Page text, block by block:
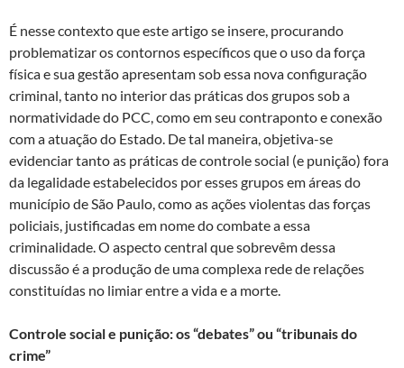
É nesse contexto que este artigo se insere, procurando
problematizar os contornos específicos que o uso da força
física e sua gestão apresentam sob essa nova configuração
criminal, tanto no interior das práticas dos grupos sob a
normatividade do PCC, como em seu contraponto e conexão
com a atuação do Estado. De tal maneira, objetiva-se
evidenciar tanto as práticas de controle social (e punição) fora
da legalidade estabelecidos por esses grupos em áreas do
município de São Paulo, como as ações violentas das forças
policiais, justificadas em nome do combate a essa
criminalidade. O aspecto central que sobrevêm dessa
discussão é a produção de uma complexa rede de relações
constituídas no limiar entre a vida e a morte.
Controle social e punição: os “debates” ou “tribunais do
crime”